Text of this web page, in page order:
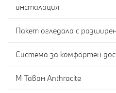
инсталация
Пакет огледала с
Система за комфортен
M Таван Anthracite